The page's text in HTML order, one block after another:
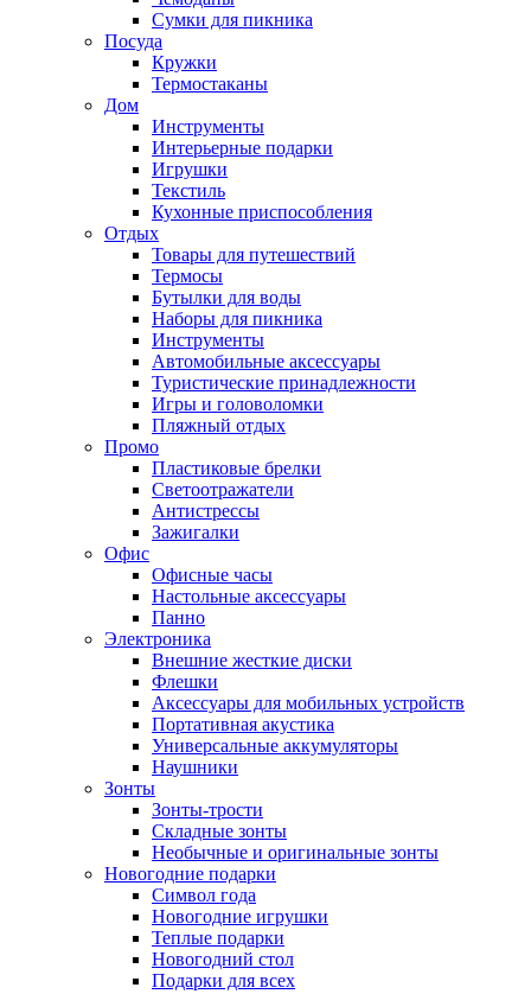
Сумки для пикника
Посуда
Кружки
Термостаканы
Дом
Инструменты
Интерьерные подарки
Игрушки
Текстиль
Кухонные приспособления
Отдых
Товары для путешествий
Термосы
Бутылки для воды
Наборы для пикника
Инструменты
Автомобильные аксессуары
Туристические принадлежности
Игры и головоломки
Пляжный отдых
Промо
Пластиковые брелки
Светоотражатели
Антистрессы
Зажигалки
Офис
Офисные часы
Настольные аксессуары
Панно
Электроника
Внешние жесткие диски
Флешки
Аксессуары для мобильных устройств
Портативная акустика
Универсальные аккумуляторы
Наушники
Зонты
Зонты-трости
Складные зонты
Необычные и оригинальные зонты
Новогодние подарки
Символ года
Новогодние игрушки
Теплые подарки
Новогодний стол
Подарки для всех